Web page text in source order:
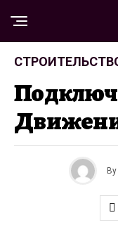
By